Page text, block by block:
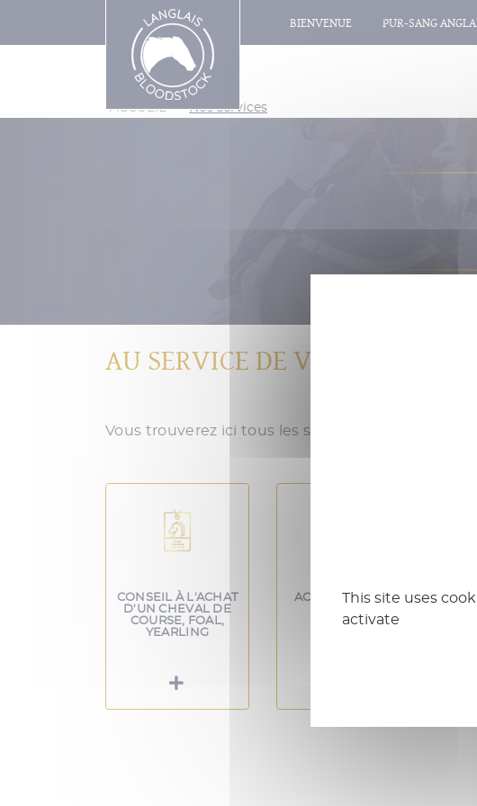
BIENVENUE PUR-SANG
ACCUEIL > Nos services
AU SERVICE DE VOTRE RÉUSSITE
Vous trouverez ici tous les services que les
CONSEIL À L'ACHAT
D'UN CHEVAL DE
COURSE, FOAL,
YEARLING
ACHAT & VENTES,
ENCHÈRES
This site uses
activate